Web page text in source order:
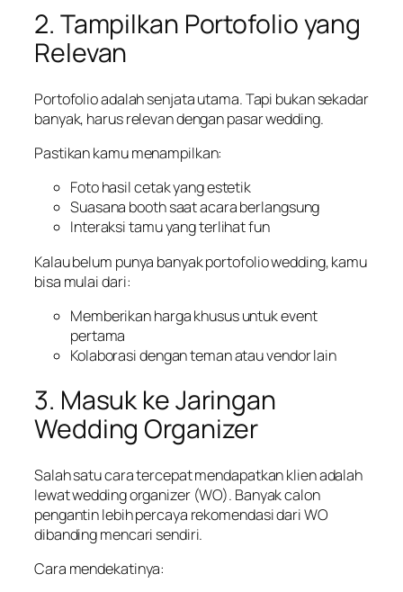
2. Tampilkan Portofolio yang
Relevan
Portofolio adalah senjata utama. Tapi bukan sekadar
banyak, harus relevan dengan pasar wedding.
Pastikan kamu menampilkan:
Foto hasil cetak yang estetik
Suasana booth saat acara berlangsung
Interaksi tamu yang terlihat fun
Kalau belum punya banyak portofolio wedding, kamu
bisa mulai dari:
Memberikan harga khusus untuk event
pertama
Kolaborasi dengan teman atau vendor lain
3. Masuk ke Jaringan
Wedding Organizer
Salah satu cara tercepat mendapatkan klien adalah
lewat wedding organizer (WO). Banyak calon
pengantin lebih percaya rekomendasi dari WO
dibanding mencari sendiri.
Cara mendekatinya: